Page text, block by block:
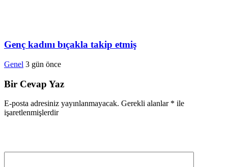
Genç kadını bıçakla takip etmiş
Genel 3 gün önce
Bir Cevap Yaz
E-posta adresiniz yayınlanmayacak. Gerekli alanlar * ile
işaretlenmişlerdir